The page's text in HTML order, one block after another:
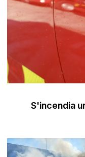
S'incendia